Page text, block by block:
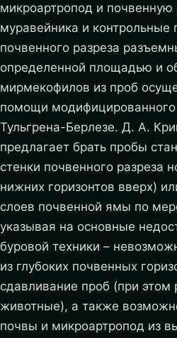
микроартропод и почвенную
муравейника и контрольные
почвенного разреза
определенной площадью и
мирмекофилов из проб
помощи модифицированного
Тульгрена-Берлезе. Д. А.
предлагает брать пробы
стенки почвенного разреза
нижних горизонтов вверх)
слоев почвенной ямы по
указывая на основные
буровой техники –
из глубоких почвенных
сдавливание проб (при этом
животные), а также
почвы и микроартропод из